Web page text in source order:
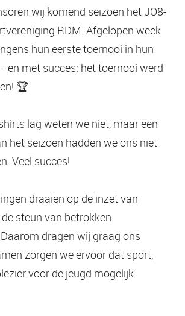
wij komend seizoen het JO8-
RDM. Afgelopen week
hun eerste toernooi in hun
en met succes: het toernooi werd
🏆
lag weten we niet, maar een
het seizoen hadden we ons niet
Veel succes!
draaien op de inzet van
steun van betrokken
dragen wij graag ons
zorgen we ervoor dat sport,
voor de jeugd mogelijk